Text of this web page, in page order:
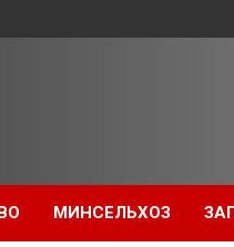
МИНСЕЛЬХОЗ